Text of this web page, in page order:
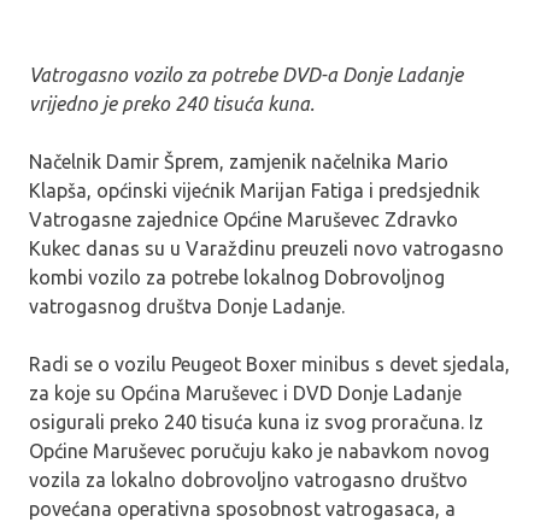
Vatrogasno vozilo za potrebe DVD-a Donje Ladanje
vrijedno je preko 240 tisuća kuna.
Načelnik Damir Šprem, zamjenik načelnika Mario
Klapša, općinski vijećnik Marijan Fatiga i predsjednik
Vatrogasne zajednice Općine Maruševec Zdravko
Kukec danas su u Varaždinu preuzeli novo vatrogasno
kombi vozilo za potrebe lokalnog Dobrovoljnog
vatrogasnog društva Donje Ladanje.
Radi se o vozilu Peugeot Boxer minibus s devet sjedala,
za koje su Općina Maruševec i DVD Donje Ladanje
osigurali preko 240 tisuća kuna iz svog proračuna. Iz
Općine Maruševec poručuju kako je nabavkom novog
vozila za lokalno dobrovoljno vatrogasno društvo
povećana operativna sposobnost vatrogasaca, a